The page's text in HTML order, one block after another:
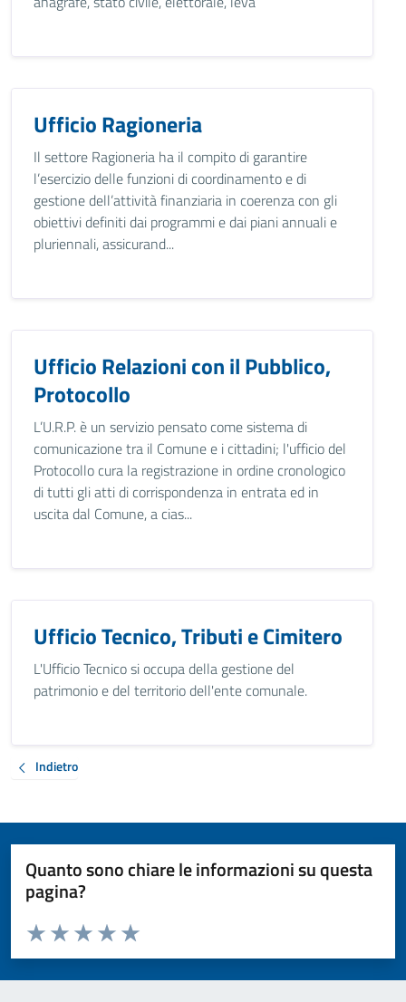
Ufficio Ragioneria
Il settore Ragioneria ha il compito di garantire
l’esercizio delle funzioni di coordinamento e di
gestione dell’attività finanziaria in coerenza con gli
obiettivi definiti dai programmi e dai piani annuali e
pluriennali, assicurand...
Ufficio Relazioni con il Pubblico,
Protocollo
L’U.R.P. è un servizio pensato come sistema di
comunicazione tra il Comune e i cittadini; l'ufficio del
Protocollo cura la registrazione in ordine cronologico
di tutti gli atti di corrispondenza in entrata ed in
uscita dal Comune, a cias...
Ufficio Tecnico, Tributi e Cimitero
L'Ufficio Tecnico si occupa della gestione del
patrimonio e del territorio dell'ente comunale.
Indietro
Quanto sono chiare le informazioni su questa
pagina?
Valuta da 1 a 5 stelle la pagina
Valuta 5 stelle su 5
Valuta 4 stelle su 5
Valuta 3 stelle su 5
Valuta 2 stelle su 5
Valuta 1 stelle su 5